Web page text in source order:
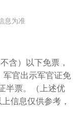
息为准
含）以下免票，
军官出示军官证免
半票。（上述优
信息仅供参考，